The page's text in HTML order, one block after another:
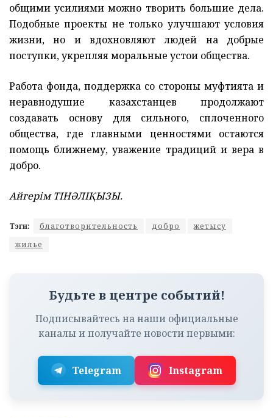
общими усилиями можно творить большие дела.
Подобные проекты не только улучшают условия
жизни, но и вдохновляют людей на добрые
поступки, укрепляя моральные устои общества.
Работа фонда, поддержка со стороны муфтията и
неравнодушие казахстанцев продолжают
создавать основу для сильного, сплоченного
общества, где главными ценностями остаются
помощь ближнему, уважение традиций и вера в
добро.
Айгерім ТІНӘЛІҚЫЗЫ.
Тэги: благотворительность добро
жетысу
жилье
Будьте в центре событий!
Подписывайтесь на наши официальные
каналы и получайте новости первыми:
Telegram Instagram